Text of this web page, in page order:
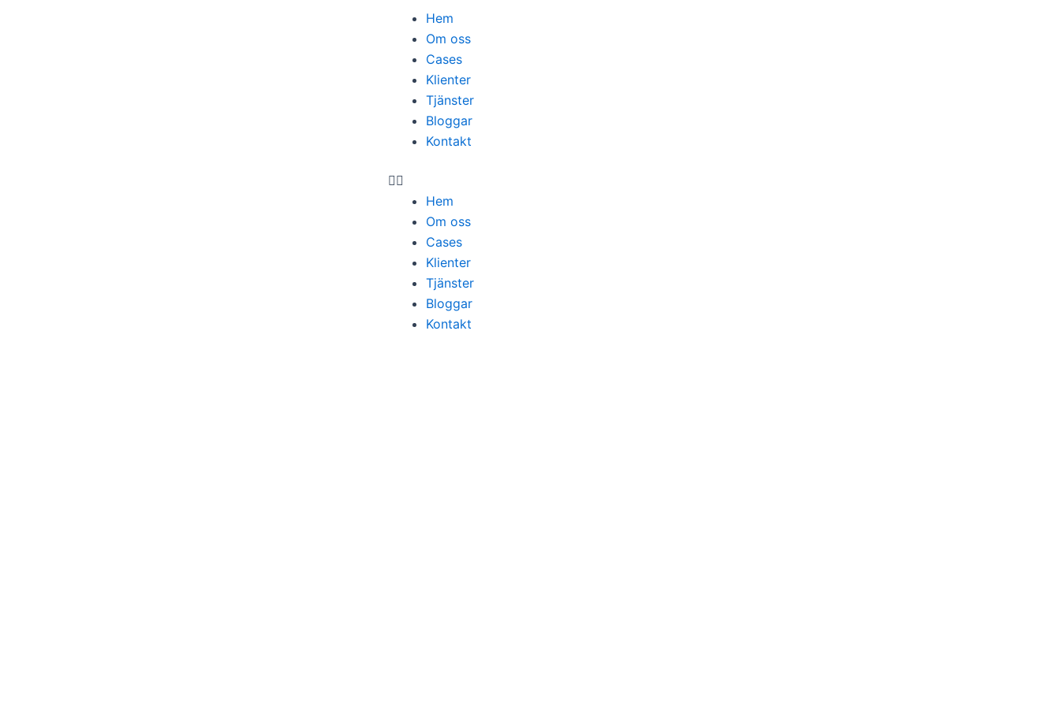
Hem
Om oss
Cases
Klienter
Tjänster
Bloggar
Kontakt
Menu
Hem
Om oss
Cases
Klienter
Tjänster
Bloggar
Kontakt